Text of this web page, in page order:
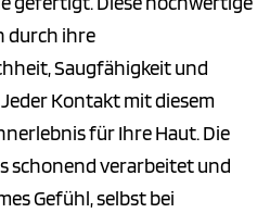
durch ihre
Saugfähigkeit und
Kontakt mit diesem
für Ihre Haut. Die
schonend verarbeitet und
Gefühl, selbst bei